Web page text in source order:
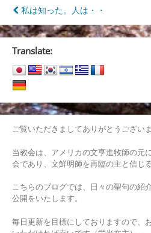
投
稿
ナ
ビ
ゲ
ー
シ
ョ
ン
私は知った。人は・・
Translate:
ご覧いただきましてありがとうございま
当教会は、アメリカの文亨進牧師の元
会であり、文鮮明師を再臨の主と信じ
こちらのブログでは、日々の聖句の紹
公開をいたします。
毎日更新を目標にしておりますので、